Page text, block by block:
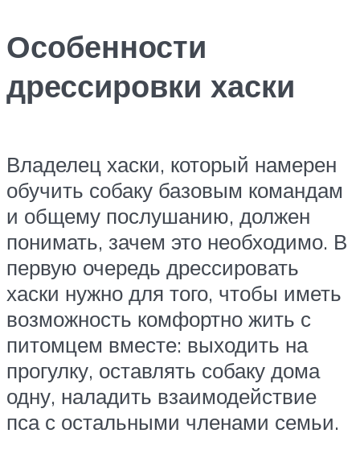
Особенности
дрессировки хаски
Владелец хаски, который намерен
обучить собаку базовым командам
и общему послушанию, должен
понимать, зачем это необходимо. В
первую очередь дрессировать
хаски нужно для того, чтобы иметь
возможность комфортно жить с
питомцем вместе: выходить на
прогулку, оставлять собаку дома
одну, наладить взаимодействие
пса с остальными членами семьи.